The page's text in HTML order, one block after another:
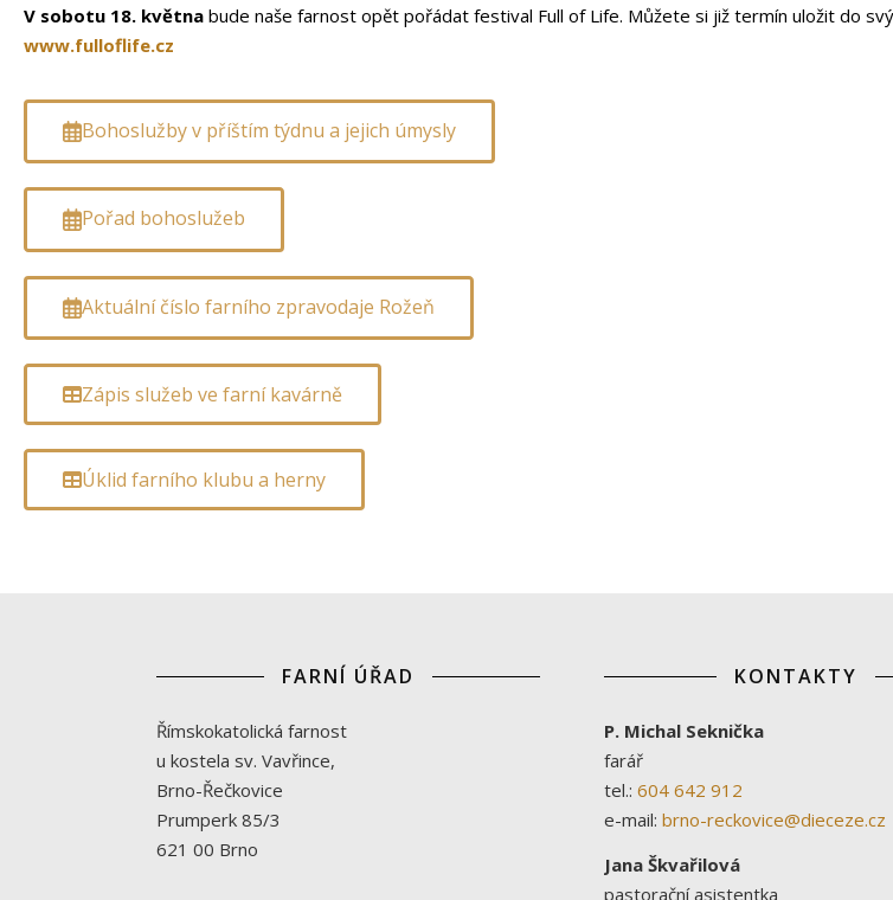
V sobotu 18. května bude naše farnost opět pořádat festival Full of Life. Můžete si již termín uložit do
www.fulloflife.cz
Bohoslužby v příštím týdnu a jejich úmysly
Pořad bohoslužeb
Aktuální číslo farního zpravodaje Rožeň
Zápis služeb ve farní kavárně
Úklid farního klubu a herny
FARNÍ ÚŘAD
Římskokatolická farnost
u kostela sv. Vavřince,
Brno-Řečkovice
Prumperk 85/3
621 00 Brno
KONTAKTY
P. Michal Seknička
farář
tel.: 604 642 912
e-mail: brno-reckovice@dieceze.cz
Jana Škvařilová
pastorační asistentka